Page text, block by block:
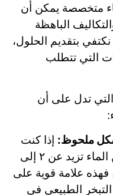
متخصصة يمكن أن
الباهظة
بتقديم الحلول،
التي تتطلب
تدل على أن
ملحوظ: إذا كنت
تضطر إلى إضافة كمية من الماء تزيد عن ٢ إلى
فهذه علامة قوية على
الطبيعي في